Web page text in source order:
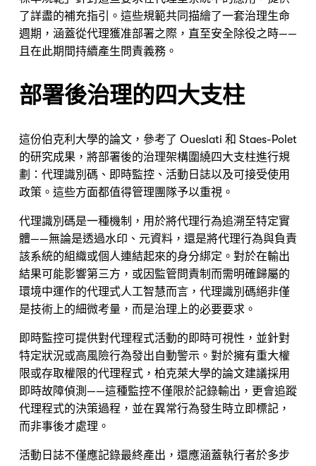
了詳盡的補充指引。這些規範共同描繪了一套治理生命
週期，涵蓋從代理獲准部署之際，直至安全除役之時——
且在此期間持續產生問責義務。
部署後治理的四大支柱
這份伯克利大學的論文，參考了 Oueslati 和 Staes-Polet
的研究成果，將部署後的治理架構圍繞四大支柱進行規
劃：代理識別碼、即時監控、活動日誌以及可接受使用
政策。這些方面都值得管理團隊予以重視。
代理識別碼是一種機制，用於將代理行為追溯至特定實
體——無論是透過水印、元資料，還是將代理行為與負責
該系統的組織或個人連結起來的身分綁定。對於在輸出
結果可能影響第三方，或因監管問責制而需明確歸屬的
環境中運作的代理式人工智慧而言，代理識別碼絕非僅
是技術上的細微考量，而是治理上的必要要求。
即時監控可提供對代理程式活動的即時可視性，並針對
特定狀況或高風險行為發出自動警示。對於擁有重大權
限或存取權限的代理程式，柏克萊大學的論文建議採用
即時故障偵測——這種監控不僅限於記錄輸出，更會追蹤
代理程式的決策過程，並在異常行為發生時立即標記，
而非事後才處理。
活動日誌不僅應記錄最終產出，還應涵蓋執行者於多步